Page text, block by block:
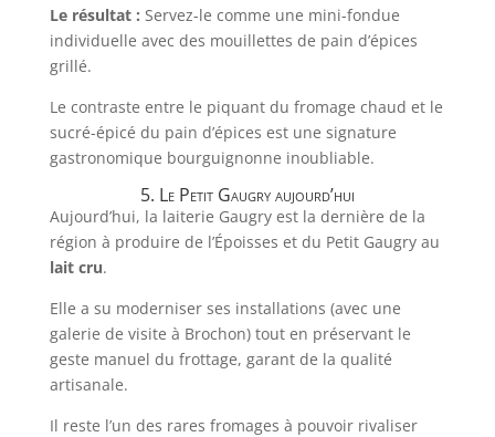
Le résultat : Servez-le comme une mini-fondue
individuelle avec des mouillettes de pain d’épices
grillé.
Le contraste entre le piquant du fromage chaud et le
sucré-épicé du pain d’épices est une signature
gastronomique bourguignonne inoubliable.
5. Le Petit Gaugry aujourd’hui
Aujourd’hui, la laiterie Gaugry est la dernière de la
région à produire de l’Époisses et du Petit Gaugry au
lait cru.
Elle a su moderniser ses installations (avec une
galerie de visite à Brochon) tout en préservant le
geste manuel du frottage, garant de la qualité
artisanale.
Il reste l’un des rares fromages à pouvoir rivaliser